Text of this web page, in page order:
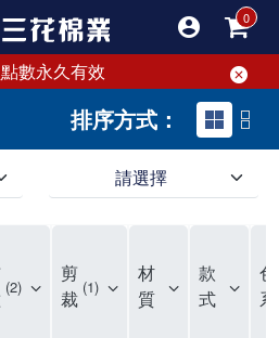
數永久有效
排序方式：
請選擇
2
剪
裁 1
材
質
款
式
色
系